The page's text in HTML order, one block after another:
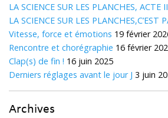
LA SCIENCE SUR LES PLANCHES, ACTE II
LA SCIENCE SUR LES PLANCHES,C’EST
Vitesse, force et émotions 19 février
Rencontre et chorégraphie 16 février
Clap(s) de fin ! 16 juin 2025
Derniers réglages avant le jour J 3 juin
Archives